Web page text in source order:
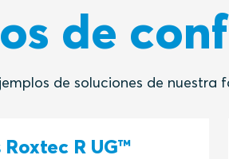
de
de soluciones de nuestra
Roxtec R UG™